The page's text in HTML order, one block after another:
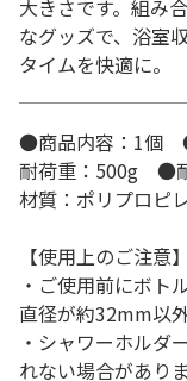
大きさです。組み
なグッズで、浴室
タイムを快適に。
●商品内容：1
耐荷重：500g ●
材質：ポリプロ
【使用上のご注意】
・ご使用前にボト
直径が約32mm以
・シャワーホルダ
れない場合がありま